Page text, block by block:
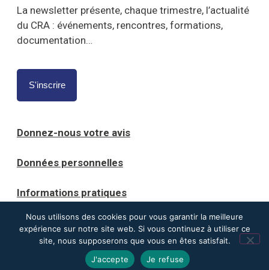
La newsletter présente, chaque trimestre, l’actualité
du CRA : événements, rencontres, formations,
documentation…
S'inscrire
Donnez-nous votre avis
Données personnelles
Informations pratiques
Mentions légales
Nous utilisons des cookies pour vous garantir la meilleure
expérience sur notre site web. Si vous continuez à utiliser ce
site, nous supposerons que vous en êtes satisfait.
J'accepte
Je refuse